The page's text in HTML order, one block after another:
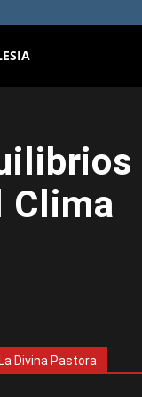
Clima
La Divina Pastora